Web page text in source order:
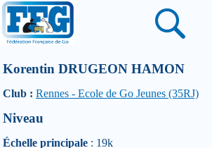
Korentin DRUGEON HAMON
Club : Rennes - Ecole de Go Jeunes (35RJ)
Niveau
Échelle principale : 19k